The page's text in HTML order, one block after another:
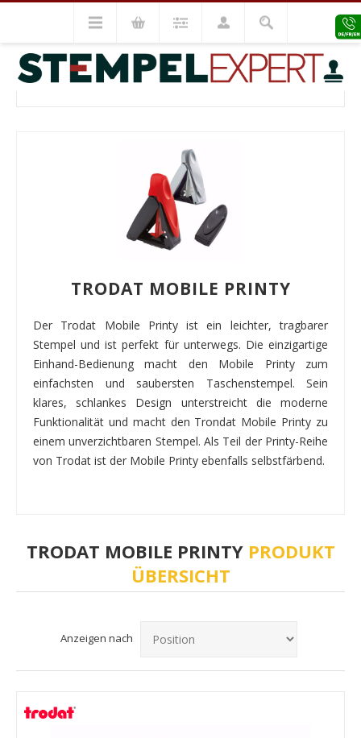
Trodat Stempel Trodat Mobile Printy
TRODAT MOBILE PRINTY
TRODAT MOBILE PRINTY
Der Trodat Mobile Printy ist ein leichter, tragbarer
Stempel und ist perfekt für unterwegs. Die einzigartige
Einhand-Bedienung macht den Mobile Printy zum
einfachsten und saubersten Taschenstempel. Sein
klares, schlankes Design unterstreicht die moderne
Funktionalität und macht den Trondat Mobile Printy zu
einem unverzichtbaren Stempel. Als Teil der Printy-Reihe
von Trodat ist der Mobile Printy ebenfalls selbstfärbend.
TRODAT MOBILE PRINTYPRODUKT
ÜBERSICHT
Anzeigen nach